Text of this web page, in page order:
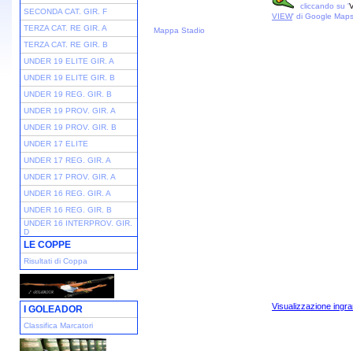
SECONDA CAT. GIR. F
TERZA CAT. RE GIR. A
TERZA CAT. RE GIR. B
UNDER 19 ELITE GIR. A
UNDER 19 ELITE GIR. B
UNDER 19 REG. GIR. B
UNDER 19 PROV. GIR. A
UNDER 19 PROV. GIR. B
UNDER 17 ELITE
UNDER 17 REG. GIR. A
UNDER 17 PROV. GIR. A
UNDER 16 REG. GIR. A
UNDER 16 REG. GIR. B
UNDER 16 INTERPROV. GIR.
D
LE COPPE
Risultati di Coppa
I GOLEADOR
Classifica Marcatori
cliccando su '
VIEW' di Google Maps
Mappa Stadio
Visualizzazione